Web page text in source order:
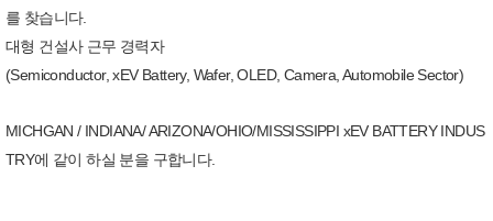
를 찾습니다.
대형 건설사 근무 경력자
(Semiconductor, xEV Battery, Wafer, OLED, Camera, Automobile Sector)
MICHGAN / INDIANA/ ARIZONA/OHIO/MISSISSIPPI xEV BATTERY INDUS
TRY에 같이 하실 분을 구합니다.